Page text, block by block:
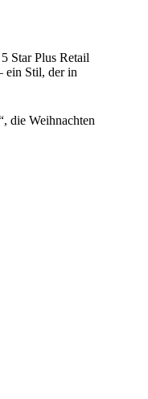
Star Plus Retail
ein Stil, der in
die Weihnachten